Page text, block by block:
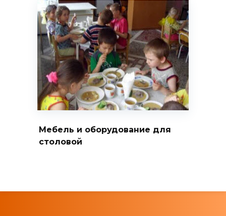
Мебель и оборудование для
столовой